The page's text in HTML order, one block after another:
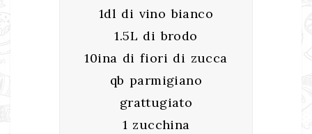
1dl di vino bianco
1.5L di brodo
10ina di fiori di zucca
qb parmigiano
grattugiato
1 zucchina